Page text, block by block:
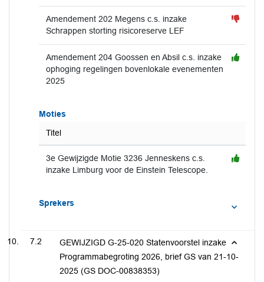
Amendement 202 Megens c.s. inzake
Schrappen storting risicoreserve LEF
Amendement 204 Goossen en Absil c.s. inzake
ophoging regelingen bovenlokale evenementen
2025
Moties
Titel
3e Gewijzigde Motie 3236 Jenneskens c.s.
inzake Limburg voor de Einstein Telescope.
Sprekers
7.2
GEWIJZIGD G-25-020 Statenvoorstel inzake
Programmabegroting 2026, brief GS van 21-10-
2025 (GS DOC-00838353)